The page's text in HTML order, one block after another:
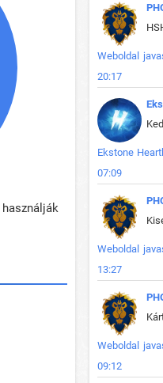
használják
Weboldal
20:17
Ekstone
07:09
Weboldal
13:27
Weboldal
09:12